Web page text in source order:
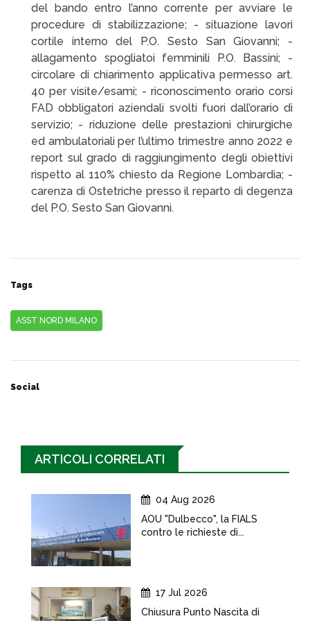
del bando entro l’anno corrente per avviare le
procedure di stabilizzazione; - situazione lavori
cortile interno del P.O. Sesto San Giovanni; -
allagamento spogliatoi femminili P.O. Bassini; -
circolare di chiarimento applicativa permesso art.
40 per visite/esami; - riconoscimento orario corsi
FAD obbligatori aziendali svolti fuori dall’orario di
servizio; - riduzione delle prestazioni chirurgiche
ed ambulatoriali per l’ultimo trimestre anno 2022 e
report sul grado di raggiungimento degli obiettivi
rispetto al 110% chiesto da Regione Lombardia; -
carenza di Ostetriche presso il reparto di degenza
del P.O. Sesto San Giovanni.
Tags
ASST NORD MILANO
Social
ARTICOLI CORRELATI
04 Aug 2026
AOU "Dulbecco", la FIALS
contro le richieste di...
17 Jul 2026
Chiusura Punto Nascita di